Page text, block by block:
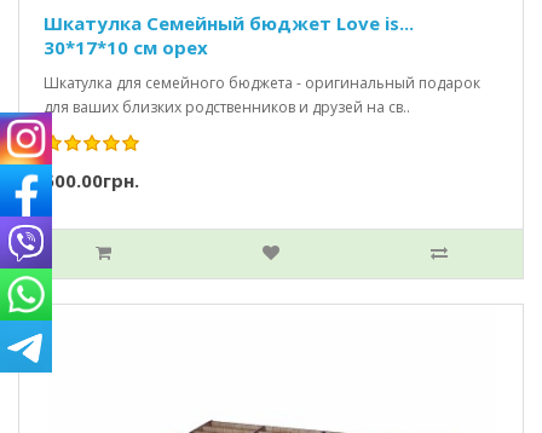
Шкатулка Семейный бюджет Love is...
30*17*10 см орех
Шкатулка для семейного бюджета - оригинальный подарок
для ваших близких родственников и друзей на св..
500.00грн.